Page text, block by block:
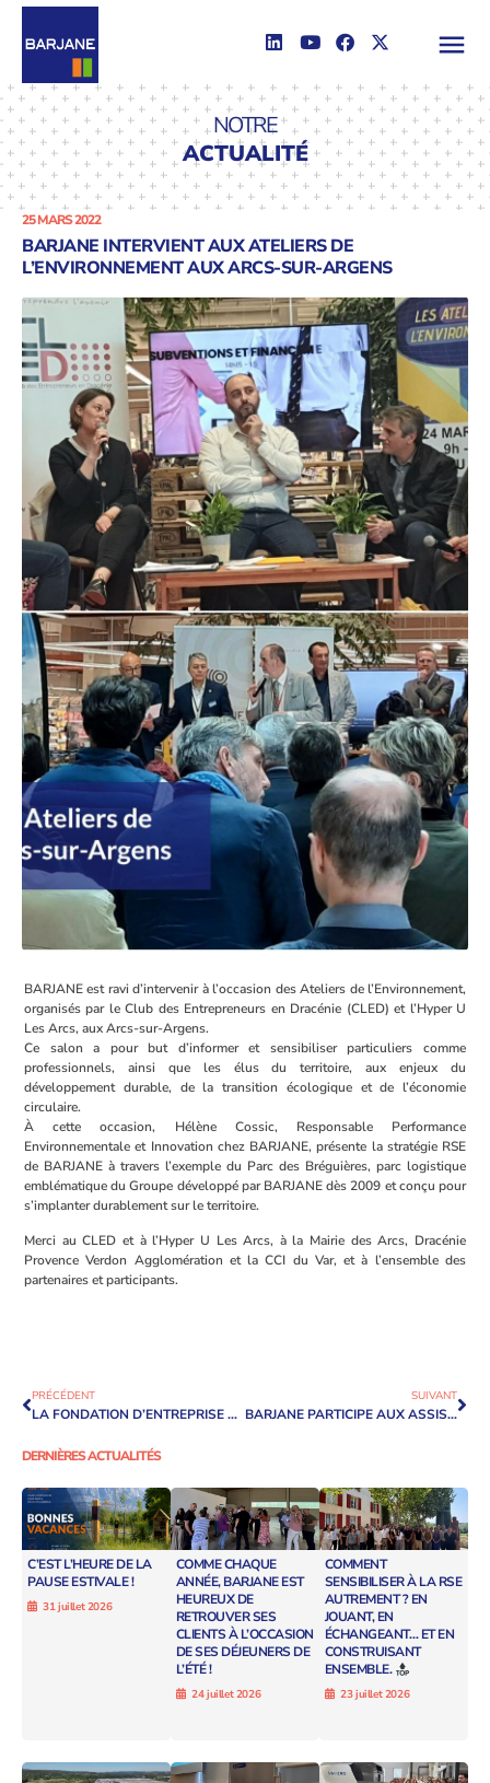
NOTRE
ACTUALITÉ
25 MARS 2022
BARJANE INTERVIENT AUX ATELIERS DE
L’ENVIRONNEMENT AUX ARCS-SUR-ARGENS
BARJANE est ravi d’intervenir à l’occasion des Ateliers de l’Environnement,
organisés par le Club des Entrepreneurs en Dracénie (CLED) et l’Hyper U
Les Arcs, aux Arcs-sur-Argens.
Ce salon a pour but d’informer et sensibiliser particuliers comme
professionnels, ainsi que les élus du territoire, aux enjeux du
développement durable, de la transition écologique et de l’économie
circulaire.
À cette occasion, Hélène Cossic, Responsable Performance
Environnementale et Innovation chez BARJANE, présente la stratégie RSE
de BARJANE à travers l’exemple du Parc des Bréguières, parc logistique
emblématique du Groupe développé par BARJANE dès 2009 et conçu pour
s’implanter durablement sur le territoire.
Merci au CLED et à l’Hyper U Les Arcs, à la Mairie des Arcs, Dracénie
Provence Verdon Agglomération et la CCI du Var, et à l’ensemble des
partenaires et participants.
PRÉCÉDENT
LA FONDATION D’ENTREPRISE BARJANE SOUTIENT LE FC SAINT-VICTORET
SUIVANT
BARJANE PARTICIPE AUX ASSISES DE GRAND PARIS SUD « VERS UNE SUPPLY CHAIN DURABLE »
DERNIÈRES ACTUALITÉS
C’EST L’HEURE DE LA
PAUSE ESTIVALE !
31 juillet 2026
COMME CHAQUE
ANNÉE, BARJANE EST
HEUREUX DE
RETROUVER SES
CLIENTS À L’OCCASION
DE SES DÉJEUNERS DE
L’ÉTÉ !
24 juillet 2026
COMMENT
SENSIBILISER À LA RSE
AUTREMENT ? EN
JOUANT, EN
ÉCHANGEANT… ET EN
CONSTRUISANT
ENSEMBLE.
23 juillet 2026